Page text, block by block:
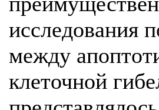
исследования
между
клеточной